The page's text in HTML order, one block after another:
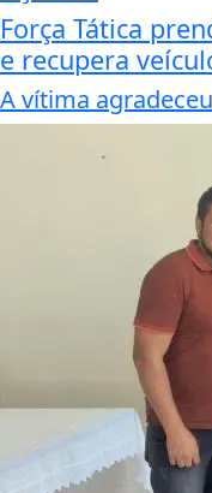
Força Tática
e recupera
A vítima